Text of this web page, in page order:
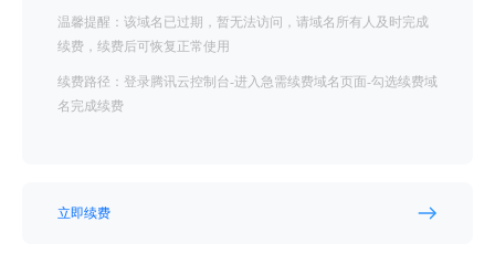
温馨提醒：该域名已过期，暂无法访问，请域名所有人及时完成
续费，续费后可恢复正常使用
续费路径：登录腾讯云控制台-进入急需续费域名页面-勾选续费域
名完成续费
立即续费